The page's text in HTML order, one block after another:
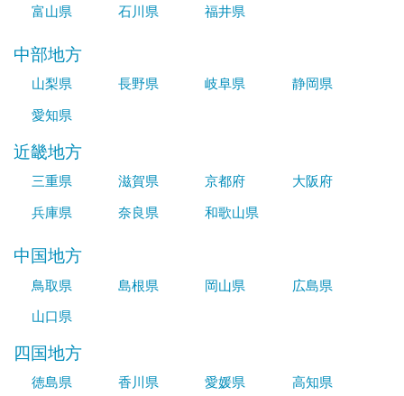
富山県
石川県 福井県
中部地方
山梨県 長野県 岐阜県
静岡県
愛知県
近畿地方
三重県 滋賀県 京都府
大阪府
兵庫県
奈良県 和歌山県
中国地方
鳥取県 島根県 岡山県
広島県
山口県
四国地方
徳島県 香川県 愛媛県 高知県